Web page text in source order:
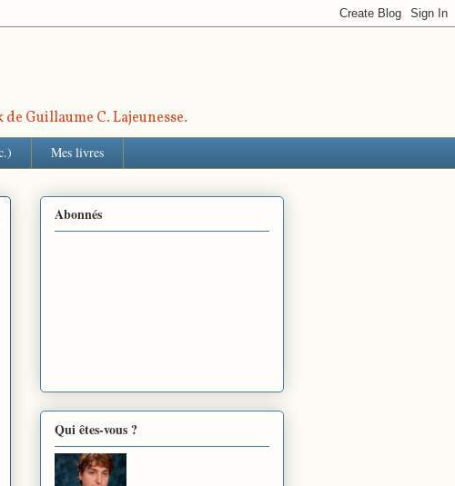
Guillaume C. Lajeunesse.
Mes livres
Abonnés
Qui êtes-vous ?